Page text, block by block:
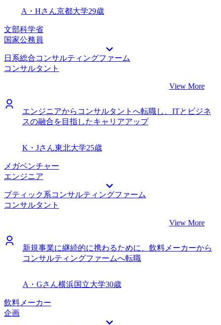
A・Hさん京都大学29歳
文部科学省
国家公務員
日系総合コンサルティングファーム
コンサルタント
View More
エンジニアからコンサルタントへ転職し、ITとビジネ
スの融合を目指したキャリアアップ
K・Jさん東北大学25歳
メガベンチャー
エンジニア
ブティック系コンサルティングファーム
コンサルタント
View More
新規事業に継続的に携わるために、飲料メーカーから
コンサルティングファームへ転職
A・Gさん横浜国立大学30歳
飲料メーカー
企画